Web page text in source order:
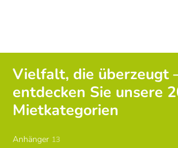
Vielfalt, die überzeugt
entdecken Sie unsere
Mietkategorien
Anhänger 13